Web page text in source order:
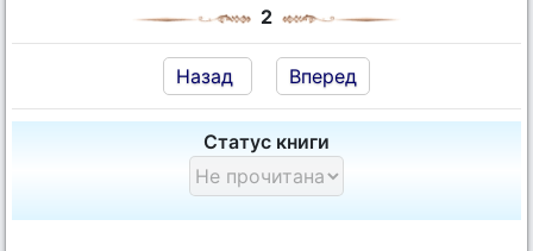
2
Назад Вперед
Статус книги